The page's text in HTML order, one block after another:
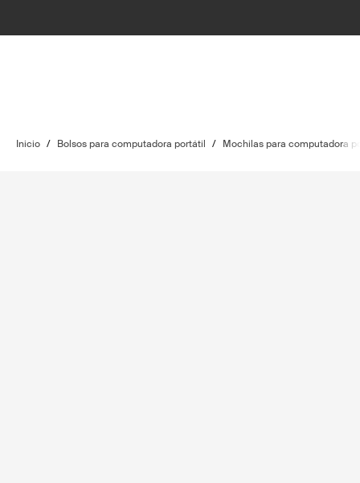
Inicio / Bolsos para computadora portátil / Mochilas para computadora